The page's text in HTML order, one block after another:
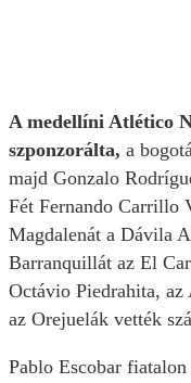
A medellíni Atlético
szponzorálta, a
majd Gonzalo
Fét Fernando Carrillo
Magdalenát a Dávila
Barranquillát az El
Octávio Piedrahita,
az Orejuelák vették
Pablo Escobar